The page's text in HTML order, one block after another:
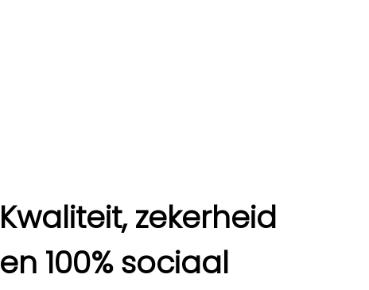
Kwaliteit, zekerheid
en 100% sociaal